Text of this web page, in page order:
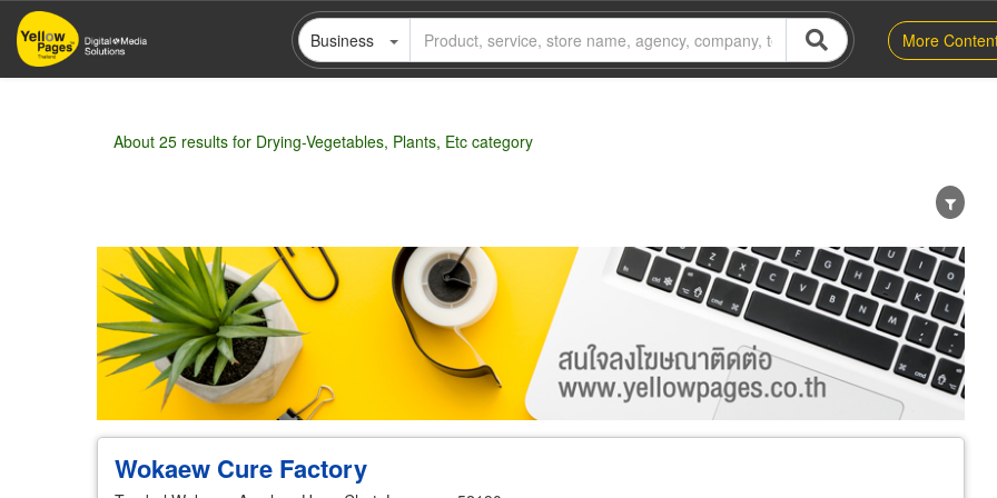
Skip
main
Business More
About 25 results for Drying-Vegetables, Plants, Etc category
Wholesale Retail Manufacturer Dealer Exporter/Importer Service Business
Wokaew Cure Factory